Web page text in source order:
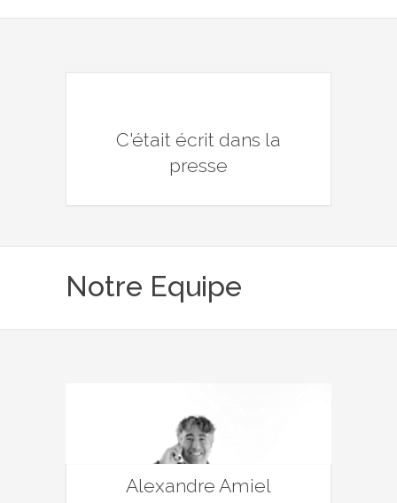
C'était écrit dans la
presse
Notre Equipe
Alexandre Amiel